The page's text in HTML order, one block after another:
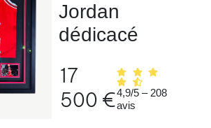
Jordan
dédicacé
17
500 €4,9/5 – 208
avis